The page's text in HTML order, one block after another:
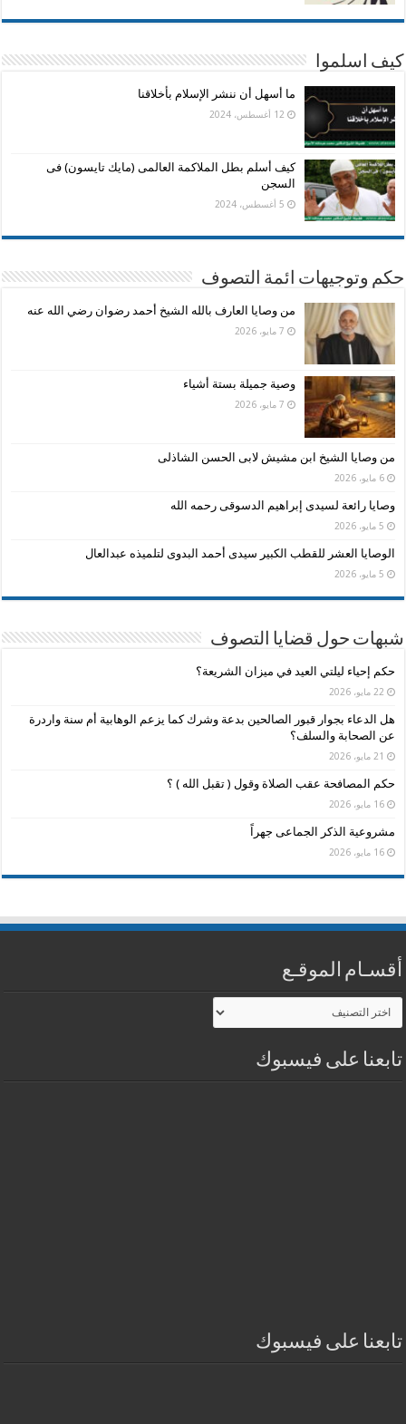
كيف اسلموا
ما أسهل أن ننشر الإسلام بأخلاقنا
12 أغسطس، 2024
كيف أسلم بطل الملاكمة العالمى (مايك تايسون) فى
السجن
5 أغسطس، 2024
حكم وتوجيهات ائمة التصوف
من وصايا العارف بالله الشيخ أحمد رضوان رضي الله عنه
7 مايو، 2026
وصية جميلة بستة أشياء
7 مايو، 2026
من وصايا الشيخ ابن مشيش لابى الحسن الشاذلى
6 مايو، 2026
وصايا رائعة لسيدى إبراهيم الدسوقى رحمه الله
5 مايو، 2026
الوصايا العشر للقطب الكبير سيدى أحمد البدوى لتلميذه عبدالعال
5 مايو، 2026
شبهات حول قضايا التصوف
حكم إحياء ليلتي العيد في ميزان الشريعة؟
22 مايو، 2026
هل الدعاء بجوار قبور الصالحين بدعة وشرك كما يزعم الوهابية أم سنة واردرة
عن الصحابة والسلف؟
21 مايو، 2026
حكم المصافحة عقب الصلاة وقول ( تقبل الله ) ؟
16 مايو، 2026
مشروعية الذكر الجماعى جهراً
16 مايو، 2026
أقسـام الموقـع
أقسـام
الموقـع
تابعنا على فيسبوك
تابعنا على فيسبوك